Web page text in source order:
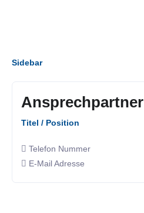
Sidebar
Ansprechpartner
Titel / Position
Telefon Nummer
E-Mail Adresse